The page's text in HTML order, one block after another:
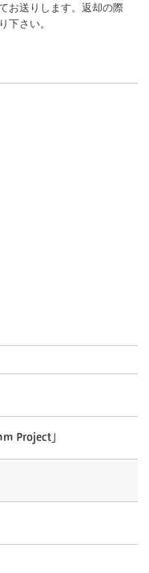
お送りします。返却の際
下さい。
Project」